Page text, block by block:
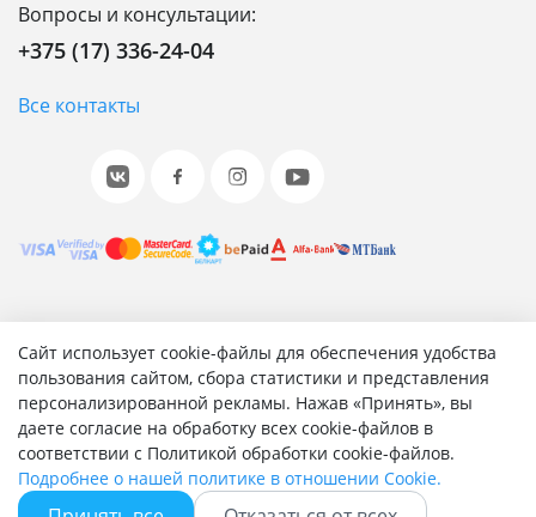
Сайт использует cookie-файлы для обеспечения удобства
пользования сайтом, сбора статистики и представления
персонализированной рекламы. Нажав «Принять», вы
даете согласие на обработку всех cookie-файлов в
соответствии с Политикой обработки cookie-файлов.
Подробнее о нашей политике в отношении Cookie.
Вопросы и консультации:
+375 (17) 336-24-04
Все контакты
© 2001-2026 «Битрикс», «1С-Битрикс». Работает на 1С-
Битрикс: Управление сайтом.
Согласие на обработку персональных данных
Отзыв согласия на обработку персональных данных
Политика обработки персональных данных
Соглашение об использовании сайта